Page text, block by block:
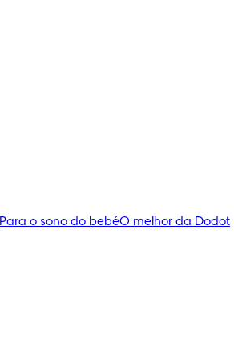
Para o sono do bebéO melhor da Dodot